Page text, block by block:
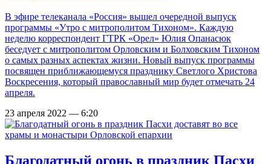
В эфире телеканала «Россия» вышел очередной выпуск
программы «Утро с митрополитом Тихоном». Каждую
неделю корреспондент ГТРК «Орел» Юлия Опанасюк
беседует с митрополитом Орловским и Болховским Тихоном
о самых разных аспектах жизни. Новый выпуск программы
посвящен приближающемуся празднику Светлого Христова
Воскресения, который православный мир будет отмечать 24
апреля.
23 апреля 2022 — 6:20
Благодатный огонь в праздник Пасхи